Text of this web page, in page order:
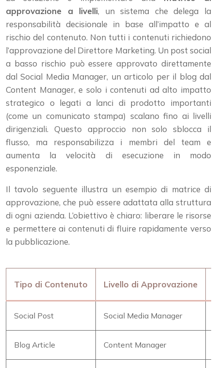
approvazione a livelli, un sistema che delega la
responsabilità decisionale in base all’impatto e al
rischio del contenuto. Non tutti i contenuti richiedono
l’approvazione del Direttore Marketing. Un post social
a basso rischio può essere approvato direttamente
dal Social Media Manager, un articolo per il blog dal
Content Manager, e solo i contenuti ad alto impatto
strategico o legati a lanci di prodotto importanti
(come un comunicato stampa) scalano fino ai livelli
dirigenziali. Questo approccio non solo sblocca il
flusso, ma responsabilizza i membri del team e
aumenta la velocità di esecuzione in modo
esponenziale.
Il tavolo seguente illustra un esempio di matrice di
approvazione, che può essere adattata alla struttura
di ogni azienda. L’obiettivo è chiaro: liberare le risorse
e permettere ai contenuti di fluire rapidamente verso
la pubblicazione.
Tipo di Contenuto Livello di Approvazione
Social Post Social Media Manager
Blog Article Content Manager